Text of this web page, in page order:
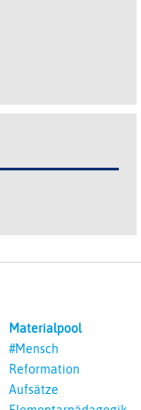
Materialpool
#Mensch
Reformation
Aufsätze